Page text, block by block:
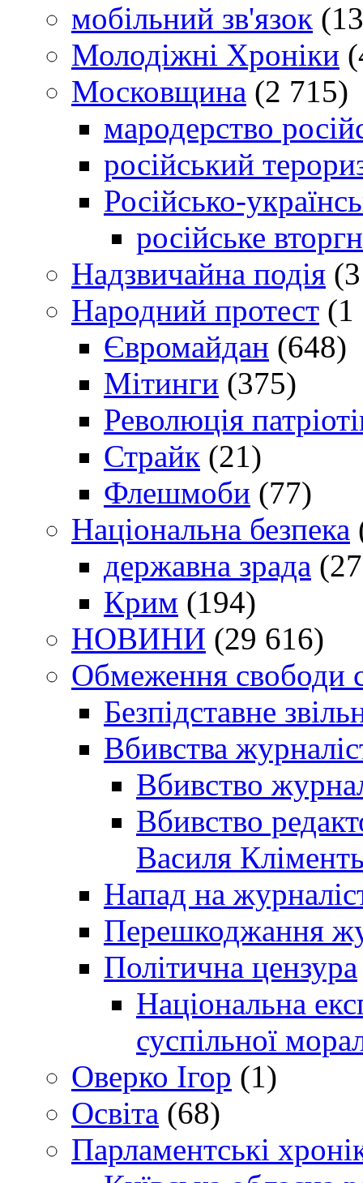
мобільний зв'язок
Молодіжні Хроніки
Московщина (2 715)
мародерство
російський
Російсько-
російське
Надзвичайна подія
Народний протест (1
Євромайдан (648)
Мітинги (375)
Революція
Страйк (21)
Флешмоби (77)
Національна безпека
державна зрада
Крим (194)
НОВИНИ (29 616)
Обмеження свободи
Безпідставне
Вбивства
Вбивство
Вбивство
Василя
Напад на
Перешкоджання
Політична цензура
Національна
суспільної
Оверко Ігор (1)
Освіта (68)
Парламентські